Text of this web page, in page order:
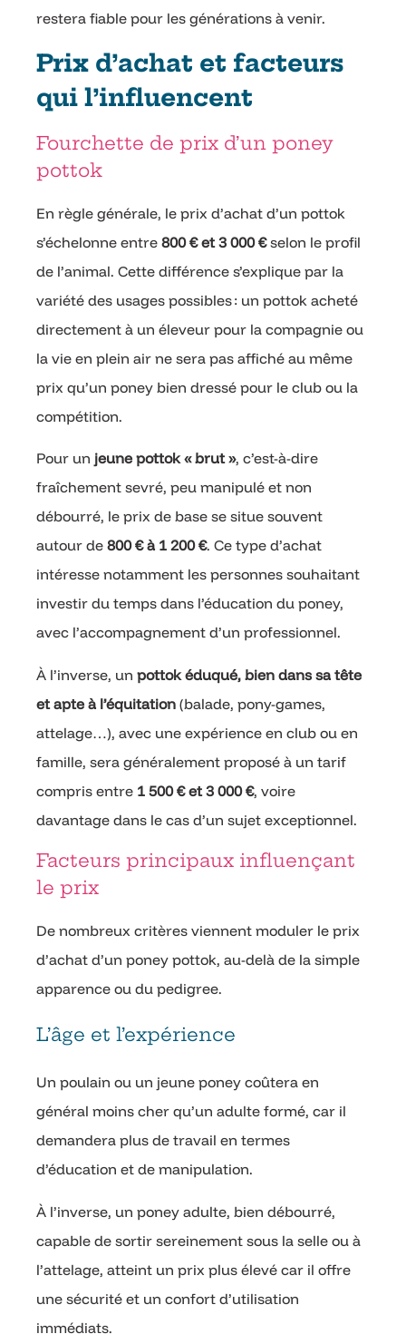
restera fiable pour les générations à venir.
Prix d’achat et facteurs
qui l’influencent
Fourchette de prix d’un poney
pottok
En règle générale, le prix d’achat d’un pottok
s’échelonne entre 800 € et 3 000 €selon le profil
de l’animal. Cette différence s’explique par la
variété des usages possibles : un pottok acheté
directement à un éleveur pour la compagnie ou
la vie en plein air ne sera pas affiché au même
prix qu’un poney bien dressé pour le club ou la
compétition.
Pour un jeune pottok « brut », c’est-à-dire
fraîchement sevré, peu manipulé et non
débourré, le prix de base se situe souvent
autour de 800 € à 1 200 €. Ce type d’achat
intéresse notamment les personnes souhaitant
investir du temps dans l’éducation du poney,
avec l’accompagnement d’un professionnel.
À l’inverse, un pottok éduqué, bien dans sa tête
et apte à l’équitation (balade, pony-games,
attelage…), avec une expérience en club ou en
famille, sera généralement proposé à un tarif
compris entre 1 500 € et 3 000 €, voire
davantage dans le cas d’un sujet exceptionnel.
Facteurs principaux influençant
le prix
De nombreux critères viennent moduler le prix
d’achat d’un poney pottok, au-delà de la simple
apparence ou du pedigree.
L’âge et l’expérience
Un poulain ou un jeune poney coûtera en
général moins cher qu’un adulte formé, car il
demandera plus de travail en termes
d’éducation et de manipulation.
À l’inverse, un poney adulte, bien débourré,
capable de sortir sereinement sous la selle ou à
l’attelage, atteint un prix plus élevé car il offre
une sécurité et un confort d’utilisation
immédiats.